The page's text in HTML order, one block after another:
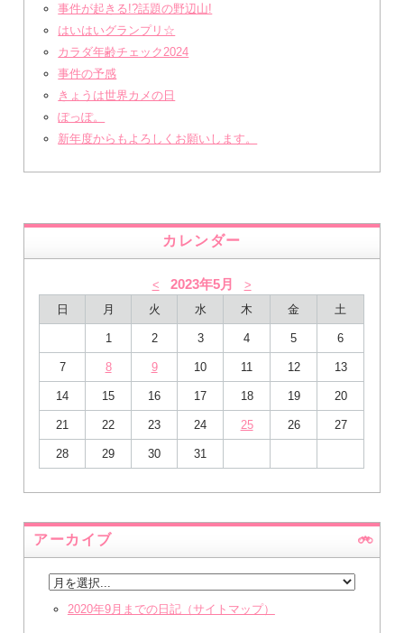
事件が起きる!?話題の野辺山!
はいはいグランプリ☆
カラダ年齢チェック2024
事件の予感
きょうは世界カメの日
ぽっぽ。
新年度からもよろしくお願いします。
カレンダー
< 2023年5月
>
日
月 火 水 木 金 土
1 2 3 4 5 6
7 8 9 10 11 12 13
14 15 16 17 18 19 20
21 22 23 24 25 26 27
28 29 30 31
アーカイブ
2020年9月までの日記（サイトマップ）